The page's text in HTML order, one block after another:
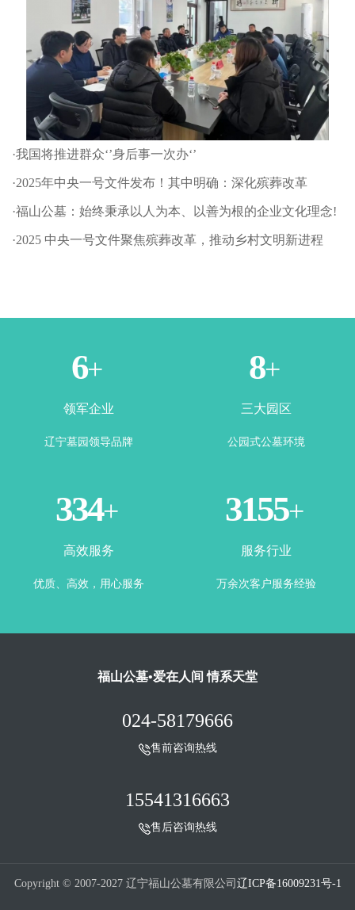
·我国将推进群众‘’身后事一次办‘’
·2025年中央一号文件发布！其中明确：深化殡葬改革
·福山公墓：始终秉承以人为本、以善为根的企业文化理念!
·2025 中央一号文件聚焦殡葬改革，推动乡村文明新进程
1+
领军企业
辽宁墓园领导品牌
3+
三大园区
公园式公墓环境
365+
高效服务
优质、高效，用心服务
3500+
服务行业
万余次客户服务经验
福山公墓•爱在人间 情系天堂
024-58179666
售前咨询热线
15541316663
售后咨询热线
Copyright © 2007-2027 辽宁福山公墓有限公司 辽ICP备16009231号-1